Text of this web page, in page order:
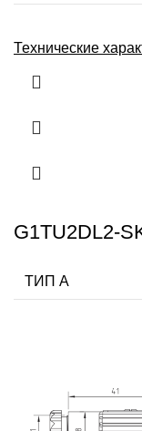
Технические
G1TU2DL2-
ТИП А